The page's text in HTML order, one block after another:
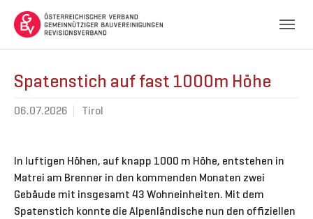
Spatenstich auf fast 1000m Höhe
06.07.2026 Tirol
In luftigen Höhen, auf knapp 1000 m Höhe, entstehen in
Matrei am Brenner in den kommenden Monaten zwei
Gebäude mit insgesamt 43 Wohneinheiten. Mit dem
Spatenstich konnte die Alpenländische nun den offiziellen